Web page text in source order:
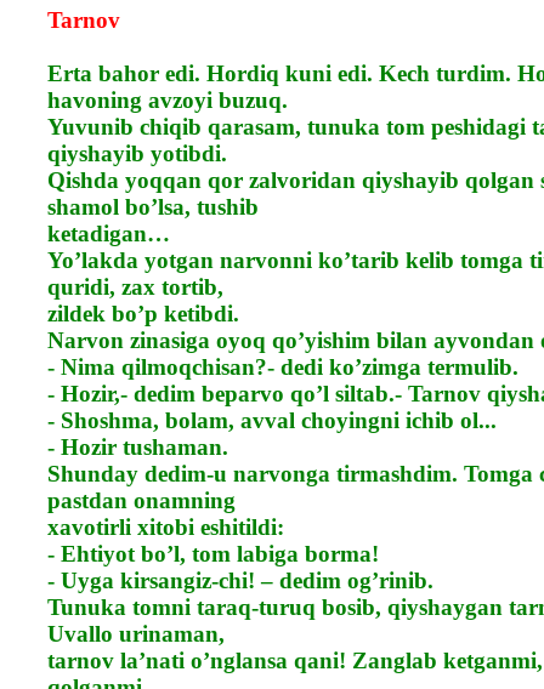
Tarnov
Erta bahor edi. Hordiq kuni edi. Kech turdim.
havoning avzoyi buzuq.
Yuvunib chiqib qarasam, tunuka tom peshidagi
qiyshayib yotibdi.
Qishda yoqqan qor zalvoridan qiyshayib
shamol bo’lsa, tushib
ketadigan…
Yo’lakda yotgan narvonni ko’tarib kelib tomga
quridi, zax tortib,
zildek bo’p ketibdi.
Narvon zinasiga oyoq qo’yishim bilan
- Nima qilmoqchisan?- dedi ko’zimga termulib.
- Hozir,- dedim beparvo qo’l siltab.- Tarnov
- Shoshma, bolam, avval choyingni ichib ol...
- Hozir tushaman.
Shunday dedim-u narvonga tirmashdim. Tomga
pastdan onamning
xavotirli xitobi eshitildi:
- Ehtiyot bo’l, tom labiga borma!
- Uyga kirsangiz-chi! – dedim og’rinib.
Tunuka tomni taraq-turuq bosib, qiyshaygan
Uvallo urinaman,
tarnov la’nati o’nglansa qani! Zanglab ketganmi,